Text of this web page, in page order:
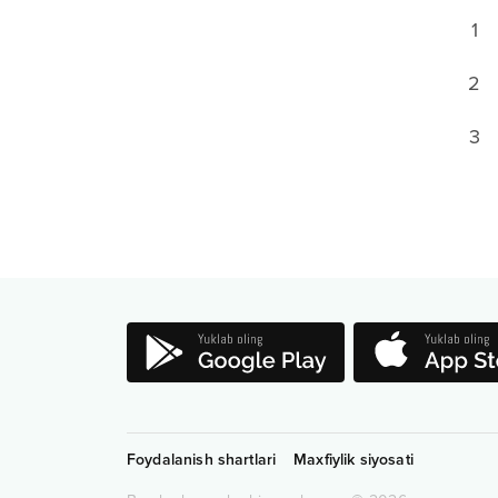
1
2
3
Foydalanish shartlari Maxfiylik siyosati